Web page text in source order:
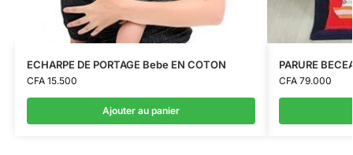
ECHARPE DE PORTAGE Bebe EN COTON
CFA15.500
Ajouter au panier
PARURE
CFA79.000